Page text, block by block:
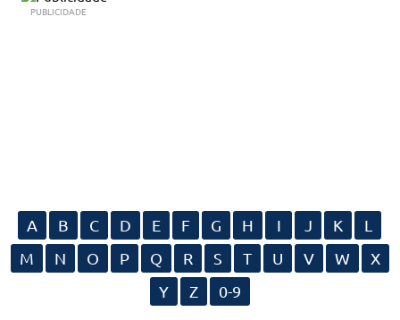
PUBLICIDADE
A B C D E F G H I J K
L
M
N O P Q R S T U V W
X
Y
Z 0-9